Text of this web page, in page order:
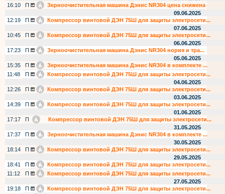
16:10
П
Зерноочистительная машина Дэнис NR304 цена снижена
09.06.2025
12:19
П
Компрессор винтовой ДЭН 75Ш для защиты электросети...
07.06.2025
10:45
П
Компрессор винтовой ДЭН 75Ш для защиты электросети...
06.06.2025
17:23
П
Зерноочистительная машина Дэнис NR304 нория и тра...
05.06.2025
15:35
П
Зерноочистительная машина Дэнис NR304 в комплекте ...
11:48
П
Компрессор винтовой ДЭН 75Ш для защиты электросети...
04.06.2025
12:26
П
Компрессор винтовой ДЭН 75Ш для защиты электросети...
03.06.2025
14:39
П
Компрессор винтовой ДЭН 75Ш для защиты электросети...
01.06.2025
17:17
П
Компрессор винтовой ДЭН 75Ш для защиты электросети...
31.05.2025
17:37
П
Зерноочистительная машина Дэнис NR304 в комплекте ...
30.05.2025
18:14
П
Компрессор винтовой ДЭН 75Ш для защиты электросети...
29.05.2025
18:41
П
Компрессор винтовой ДЭН 75Ш для защиты электросети...
11:12
П
Компрессор винтовой ДЭН 75Ш для защиты электросети...
27.05.2025
19:18
П
Компрессор винтовой ДЭН 75Ш для защиты электросети...